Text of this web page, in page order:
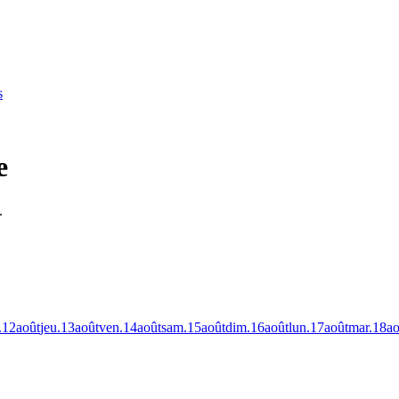
12aoûtjeu.13aoûtven.14aoûtsam.15aoûtdim.16aoûtlun.17aoûtmar.18